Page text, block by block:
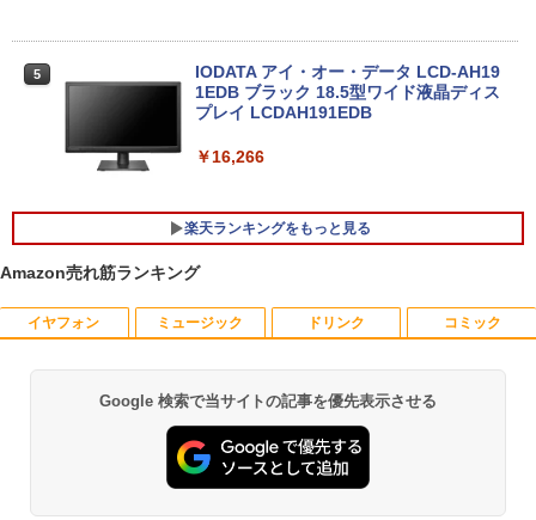
TB Webカメラ WiFi Bluetooth 選べる
カラー 14型 薄型 軽量 初心者 学習向け P
C ピンク シルバー 最短当日出荷
5
新品ノートパソコン ノートPC 新品 Offic
e付き 初心者向け Windows11 初期設定
ntel メモリ8GB16GB SSD256GB/512G
テレワーク応援 在宅勤務 学生向け
5
IODATA アイ・オー・データ LCD-AH19
1EDB ブラック 18.5型ワイド液晶ディス
プレイ LCDAH191EDB
￥16,266
楽天ランキングをもっと見る
1
【中古】 祇園祭千百五十年記念 中近世祇
【宅配便出荷】
Amazon売れ筋ランキング
イヤフォン
Anker Soundcore P42i (Bluetooth 6.1)【完
全ワイヤレスイヤホン/ウルトラノイズキャン
セリング 3.5 / マルチポイント接続 / 最大40時
間再生 / コンパクト形状/持ち運びに便利 / IP5
5 防塵防水位規格/PSE技術基準適合】パープ
ミュージック
BRUCE WAYNE feat. Flo Milli, ATL Jacob
[Explicit]
￥250
ドリンク
by Amazon 天然水 ラベルレス 500ml ×24本
富士山の天然水 バナジウム含有 水 ミネラル
ウォーター ペットボトル 静岡県産 500ミリリ
ットル (Smart Basic)
￥1,380
コミック
薬屋のひとりごと 17巻 (デジタル版ビッグガ
ンガンコミックス)
￥770
Google 検索で当サイトの記事を優先表示させる